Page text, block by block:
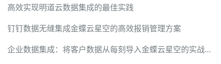
高效实现明道云数据集成的最佳实践
钉钉数据无缝集成金蝶云星空的高效报销管理方案
企业数据集成：将客户数据从每刻导入金蝶云星空的实战案例